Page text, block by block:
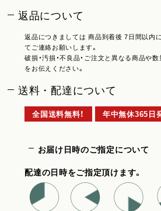
返品について
返品につきましては 商品到着後 7日間以内
てご連絡お願いします。
破損・汚損・不良品・ご注文と異なる商品や
をお伝えください。
送料・配達について
全国送料無料！ 年中無休365日
お届け日時のご指定について
配達の日時をご指定頂けます。